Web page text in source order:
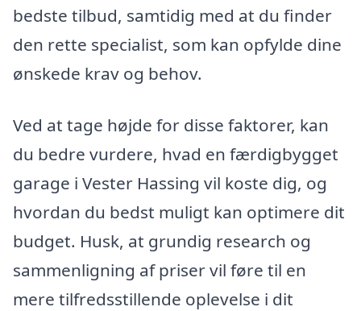
bedste tilbud, samtidig med at du finder
den rette specialist, som kan opfylde dine
ønskede krav og behov.
Ved at tage højde for disse faktorer, kan
du bedre vurdere, hvad en færdigbygget
garage i Vester Hassing vil koste dig, og
hvordan du bedst muligt kan optimere dit
budget. Husk, at grundig research og
sammenligning af priser vil føre til en
mere tilfredsstillende oplevelse i dit